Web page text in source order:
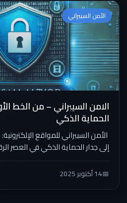
الأمن السيبراني
الامن السيبراني – من الخط
الحماية الذكي
الأمن السيبراني للمواقع
إلى جدار الحماية الذكي في العصر
الأمن...
📅14 أكتوبر 2025